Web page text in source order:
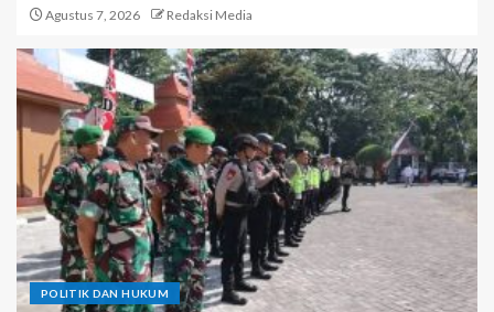
Agustus 7, 2026 Redaksi Media
POLITIK DAN HUKUM